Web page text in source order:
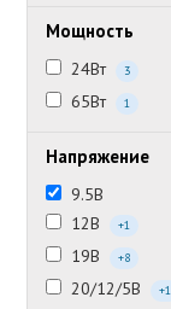
Мощность
24Вт 3
65Вт 1
Напряжение
9.5В
12В
+1
19В +8
20/12/5В +1